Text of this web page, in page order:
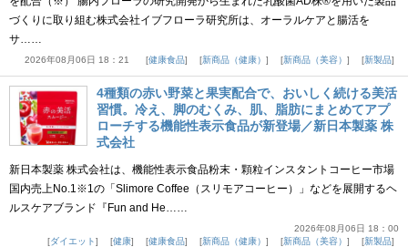
づくりに取り組む株式会社イブフローラ研究所は、オーラルケアと腸活を
サ……
2026年08月06日 18：21 健康食品 新商品（健康） 新商品（美容） 新製品
4種類の赤い野菜と果実配合で、おいしく続ける美活
習慣。冷え、脚のむくみ、肌、脂肪にまとめてアプ
ローチする機能性表示食品が新登場／新日本製薬 株
式会社
新日本製薬 株式会社は、機能性表示食品粉末・顆粒インスタントコーヒー市場
国内売上No.1※1の「Slimore Coffee（スリモアコーヒー）」などを展開するヘ
ルスケアブランド『Fun and He……
2026年08月06日 18：00
ダイエット
健康 健康食品 新商品（健康） 新商品（美容）
新製品